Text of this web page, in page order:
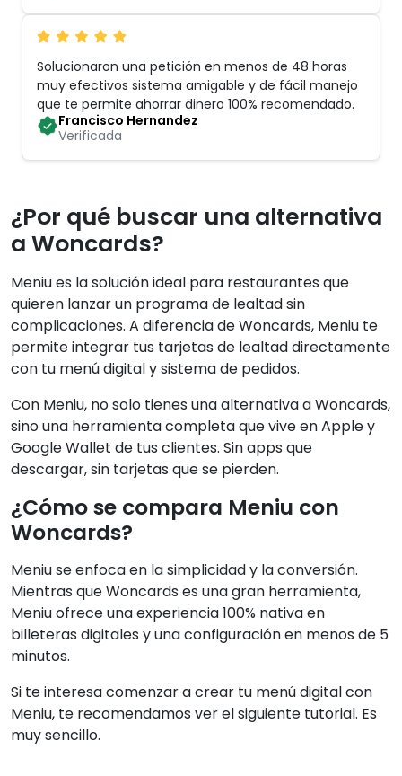
Solucionaron una petición en menos de 48 horas
muy efectivos sistema amigable y de fácil manejo
que te permite ahorrar dinero 100% recomendado.
Francisco Hernandez
Verificada
¿Por qué buscar una alternativa
a Woncards?
Meniu es la solución ideal para restaurantes que
quieren lanzar un programa de lealtad sin
complicaciones. A diferencia de Woncards, Meniu te
permite integrar tus tarjetas de lealtad directamente
con tu menú digital y sistema de pedidos.
Con Meniu, no solo tienes una alternativa a Woncards,
sino una herramienta completa que vive en Apple y
Google Wallet de tus clientes. Sin apps que
descargar, sin tarjetas que se pierden.
¿Cómo se compara Meniu con
Woncards?
Meniu se enfoca en la simplicidad y la conversión.
Mientras que Woncards es una gran herramienta,
Meniu ofrece una experiencia 100% nativa en
billeteras digitales y una configuración en menos de 5
minutos.
Si te interesa comenzar a crear tu menú digital con
Meniu, te recomendamos ver el siguiente tutorial. Es
muy sencillo.